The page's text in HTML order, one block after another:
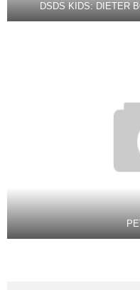
DSDS KIDS: DIETER